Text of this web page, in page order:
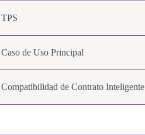
TPS
Caso de Uso Principal
Compatibilidad de Contrato Inteligente